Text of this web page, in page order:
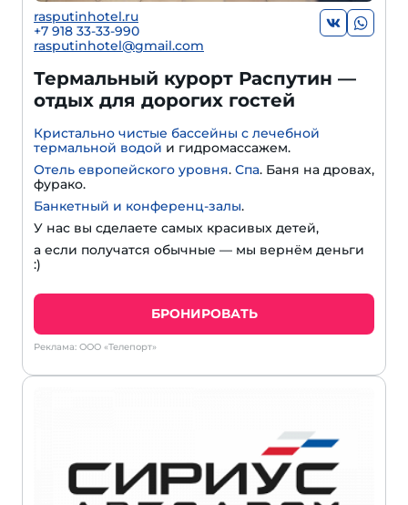
rasputinhotel.ru
+7 918 33-33-990
rasputinhotel@gmail.com
Термальный курорт Распутин —
отдых для дорогих гостей
Кристально чистые бассейны с лечебной
термальной водой и гидромассажем.
Отель европейского уровня. Спа. Баня на дровах,
фурако.
Банкетный и конференц-залы.
У нас вы сделаете самых красивых детей,
а если получатся обычные — мы вернём деньги
:)
БРОНИРОВАТЬ
Реклама: ООО «Телепорт»